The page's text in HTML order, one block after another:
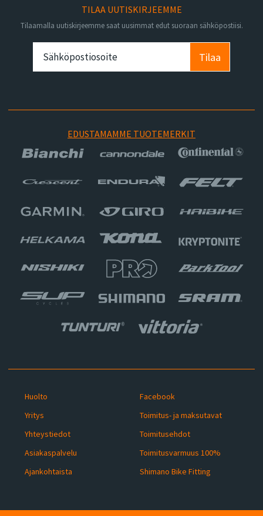
TILAA UUTISKIRJEEMME
Tilaamalla uutiskirjeemme saat uusimmat edut suoraan sähköpostiisi.
Tilaa
EDUSTAMAMME TUOTEMERKIT
Huolto
Yritys
Yhteystiedot
Asiakaspalvelu
Ajankohtaista
Facebook
Toimitus- ja maksutavat
Toimitusehdot
Toimitusvarmuus 100%
Shimano Bike Fitting